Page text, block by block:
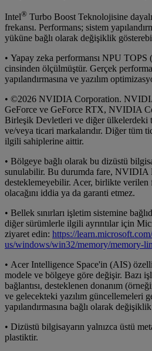
Intel® Turbo Boost Teknolojisine
frekansı. Performans; sistem
yüküne bağlı olarak değişiklik
• Yapay zeka performansı NPU
cinsinden ölçülmüştür. Gerçek
yapılandırmasına ve yazılım
• ©2026 NVIDIA Corporation.
GeForce ve GeForce RTX, NVIDIA
Birleşik Devletleri ve diğer ülkelerdeki
ve/veya ticari markalarıdır. Diğer tüm
ilgili sahiplerine aittir.
• Bölgeye bağlı olarak bu dizüstü
sunulabilir. Bu durumda fare, NVIDIA
desteklemeyebilir. Acer, birlikte
olacağını iddia ya da garanti etmez.
• Bellek sınırları işletim sistemine
diğer sürümlerle ilgili ayrıntılar için
ziyaret edin: https://
us/windows/win32/memory/memory-
• Acer Intelligence Space'in (AIS)
modele ve bölgeye göre değişir. Bazı
bağlantısı, desteklenen donanım
ve gelecekteki yazılım güncellemeleri
yapılandırmasına bağlı olarak
• Dizüstü bilgisayarın yalnızca üstü
plastiktir.